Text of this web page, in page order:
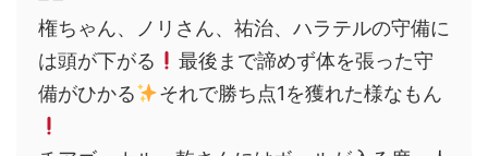
権ちゃん、ノリさん、祐治、ハラテルの守備に
は頭が下がる
最後まで諦めず体を張った守
備がひかる
それで勝ち点1を獲れた様なもん